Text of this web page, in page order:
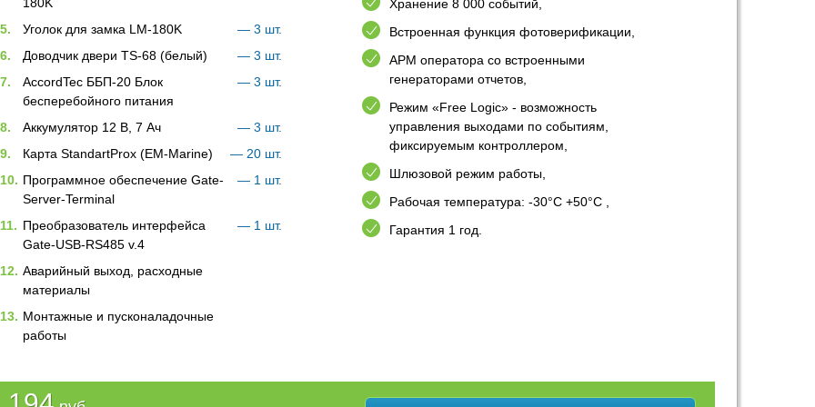
5.
Уголок для замка LM-180K
— 3 шт.
6.
Доводчик двери ТS-68 (белый)
— 3 шт.
7.
AccordTec ББП-20 Блок
бесперебойного питания
— 3 шт.
8. Аккумулятор 12 В, 7 Ач
— 3 шт.
9.
Карта StandartProx (EM-Marine)
— 20 шт.
10. Программное обеспечение Gate-
Server-Terminal
— 1 шт.
11. Преобразователь интерфейса
Gate-USB-RS485 v.4
— 1 шт.
12. Аварийный выход, расходные
материалы
13. Монтажные и пусконаладочные
работы
Хранение 8 000 событий,
Встроенная функция фотоверификации,
АРМ оператора со встроенными
генераторами отчетов,
Режим «Free Logic» - возможность
управления выходами по событиям,
фиксируемым контроллером,
Шлюзовой режим работы,
Рабочая температура: -30°С +50°С ,
Гарантия 1 год.